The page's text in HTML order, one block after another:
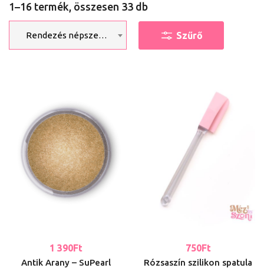
1–16 termék, összesen 33 db
Rendezés népszerűség szerint Szűrő
1 390Ft
Antik Arany – SuPearl
750Ft
Rózsaszín szilikon spatula